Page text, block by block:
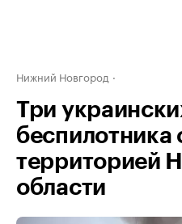
Нижний Новгород
Три
беспилотника
территорией
области